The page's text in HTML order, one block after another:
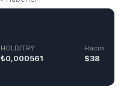
HOLD/TRY
₺0,000561
Hacim
$38